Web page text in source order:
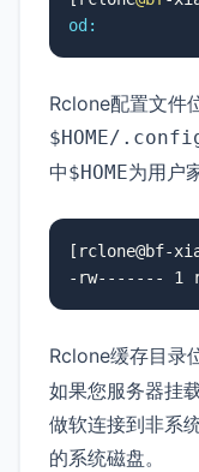
od:
Rclone配置文件
$HOME/
中$HOME为用户
[rclone@bf-
-rw------- 1
Rclone缓存目录
如果您服务器挂
做软连接到非系
的系统磁盘。